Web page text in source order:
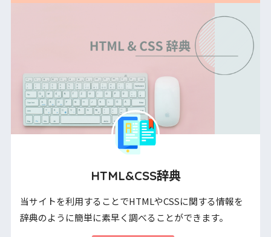
HTML&CSS辞典
当サイトを利用することでHTMLやCSSに関する情報を
辞典のように簡単に素早く調べることができます。